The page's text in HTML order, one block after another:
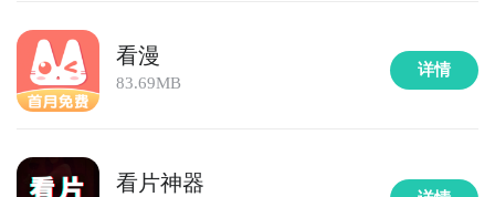
看漫
83.69MB
详情
看片神器